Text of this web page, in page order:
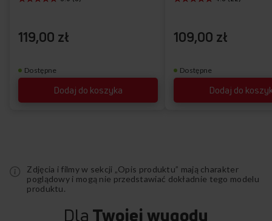
Dostępne
Dodaj do koszyka
119,00 zł
Dostępne
Dodaj do
109,00 zł
Zdjęcia i filmy w sekcji „Opis produktu” mają charakter
poglądowy i mogą nie przedstawiać dokładnie tego modelu
produktu.
Dla Twojej wygody